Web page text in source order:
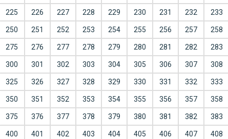
225 226 227 228 229 230 231 232 233
250 251 252 253 254 255 256 257 258
275 276 277 278 279 280 281 282 283
300 301 302 303 304 305 306 307 308
325 326 327 328 329 330 331 332 333
350 351 352 353 354 355 356 357 358
375 376 377 378 379 380 381 382 383
400 401 402 403 404 405 406 407 408